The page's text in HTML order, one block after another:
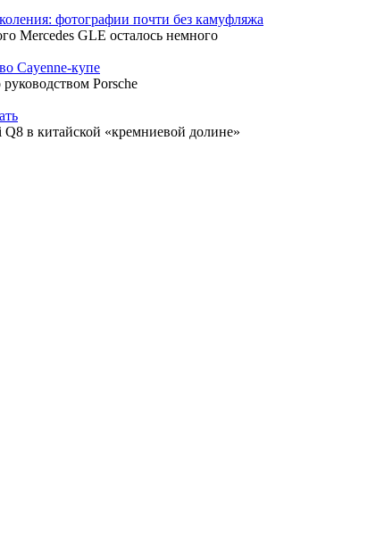
фотографии почти без камуфляжа
Mercedes GLE осталось немного
Cayenne-купе
Porsche
в китайской «кремниевой долине»